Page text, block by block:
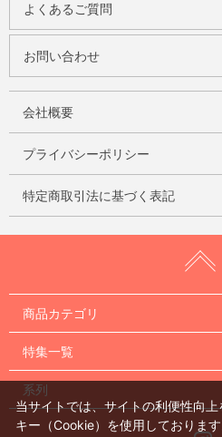
よくあるご質問
お問い合わせ
会社概要
プライバシーポリシー
特定商取引法に基づく表記
商品カテゴリ
特集一覧
系列
当サイトでは、サイトの利便性向
キー（Cookie）を使用しておりま